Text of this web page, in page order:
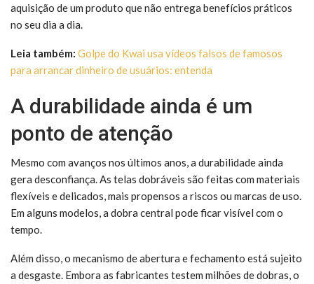
aquisição de um produto que não entrega benefícios práticos
no seu dia a dia.
Leia também: Golpe do Kwai usa vídeos falsos de famosos
para arrancar dinheiro de usuários: entenda
A durabilidade ainda é um
ponto de atenção
Mesmo com avanços nos últimos anos, a durabilidade ainda
gera desconfiança. As telas dobráveis são feitas com materiais
flexíveis e delicados, mais propensos a riscos ou marcas de uso.
Em alguns modelos, a dobra central pode ficar visível com o
tempo.
Além disso, o mecanismo de abertura e fechamento está sujeito
a desgaste. Embora as fabricantes testem milhões de dobras, o